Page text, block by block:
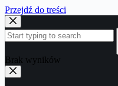
Przejdź do treści
Brak wyników